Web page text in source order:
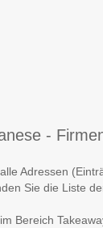
-
Adressen
Sie die Liste
Bereich